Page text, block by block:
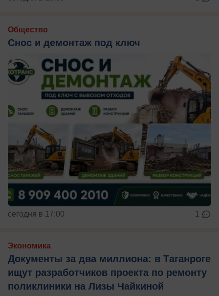
Общество
Снос и демонтаж под ключ
сегодня в 17:00 1
Экономика
Документы за два миллиона: в Таганроге
ищут разработчиков проекта по ремонту
поликлиники на Лизы Чайкиной